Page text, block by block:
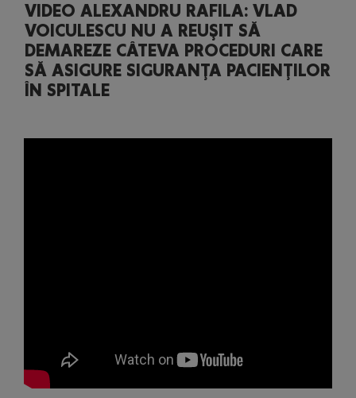
VIDEO ALEXANDRU RAFILA: VLAD
VOICULESCU NU A REUŞIT SĂ
DEMAREZE CÂTEVA PROCEDURI CARE
SĂ ASIGURE SIGURANŢA PACIENŢILOR
ÎN SPITALE